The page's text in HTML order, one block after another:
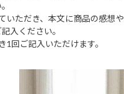
いただき、本文に商品の感想
入ください。
回ご記入いただけます。